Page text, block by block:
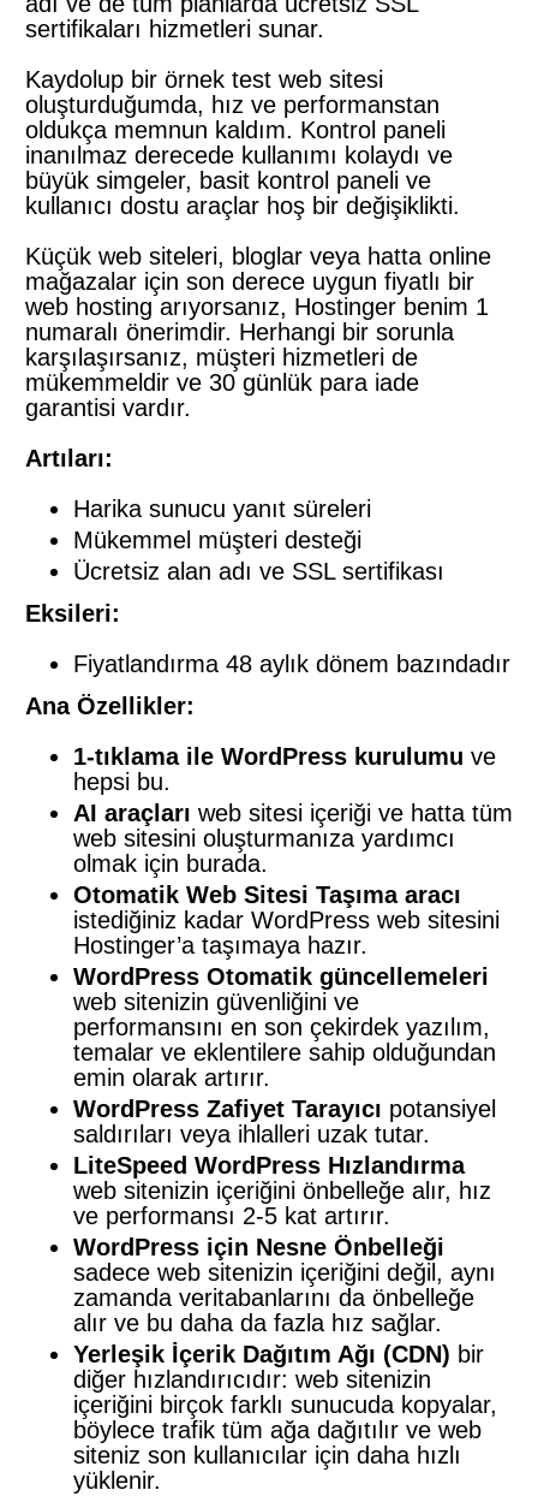
sertifikaları hizmetleri sunar.
Kaydolup bir örnek test web sitesi
oluşturduğumda, hız ve performanstan
oldukça memnun kaldım. Kontrol paneli
inanılmaz derecede kullanımı kolaydı ve
büyük simgeler, basit kontrol paneli ve
kullanıcı dostu araçlar hoş bir değişiklikti.
Küçük web siteleri, bloglar veya hatta online
mağazalar için son derece uygun fiyatlı bir
web hosting arıyorsanız, Hostinger benim 1
numaralı önerimdir. Herhangi bir sorunla
karşılaşırsanız, müşteri hizmetleri de
mükemmeldir ve 30 günlük para iade
garantisi vardır.
Artıları:
Harika sunucu yanıt süreleri
Mükemmel müşteri desteği
Ücretsiz alan adı ve SSL sertifikası
Eksileri:
Fiyatlandırma 48 aylık dönem bazındadır
Ana Özellikler:
1-tıklama ile WordPress kurulumu ve
hepsi bu.
AI araçları web sitesi içeriği ve hatta tüm
web sitesini oluşturmanıza yardımcı
olmak için burada.
Otomatik Web Sitesi Taşıma aracı
istediğiniz kadar WordPress web sitesini
Hostinger’a taşımaya hazır.
WordPress Otomatik güncellemeleri
web sitenizin güvenliğini ve
performansını en son çekirdek yazılım,
temalar ve eklentilere sahip olduğundan
emin olarak artırır.
WordPress Zafiyet Tarayıcı potansiyel
saldırıları veya ihlalleri uzak tutar.
LiteSpeed WordPress Hızlandırma
web sitenizin içeriğini önbelleğe alır, hız
ve performansı 2-5 kat artırır.
WordPress için Nesne Önbelleği
sadece web sitenizin içeriğini değil, aynı
zamanda veritabanlarını da önbelleğe
alır ve bu daha da fazla hız sağlar.
Yerleşik İçerik Dağıtım Ağı (CDN) bir
diğer hızlandırıcıdır: web sitenizin
içeriğini birçok farklı sunucuda kopyalar,
böylece trafik tüm ağa dağıtılır ve web
siteniz son kullanıcılar için daha hızlı
yüklenir.